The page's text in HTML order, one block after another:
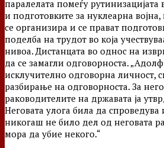
паралелата помеѓу рутинизацијата
и подготовките за нуклеарна
се организира и се прават
поделба на трудот во која
нивоа. Дистанцата во однос на
да се замагли одговорноста.
исклучително одговорна личност,
разбирање на одговорноста. За
раководителите на државата ја
Неговата улога била да спроведува
никогаш не било дел од неговата
мора да убие некого.“